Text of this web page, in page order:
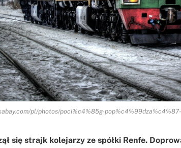
pl/photos/poci%c4%85g-
się strajk kolejarzy ze spółki Renfe.